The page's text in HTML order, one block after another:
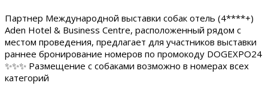
Партнер Международной выставки собак отель (4****+)
Aden Hotel & Business Centre, расположенный рядом с
местом проведения, предлагает для участников выставки
раннее бронирование номеров по промокоду DOGEXPO24
✨✨✨ Размещение с собаками возможно в номерах всех
категорий